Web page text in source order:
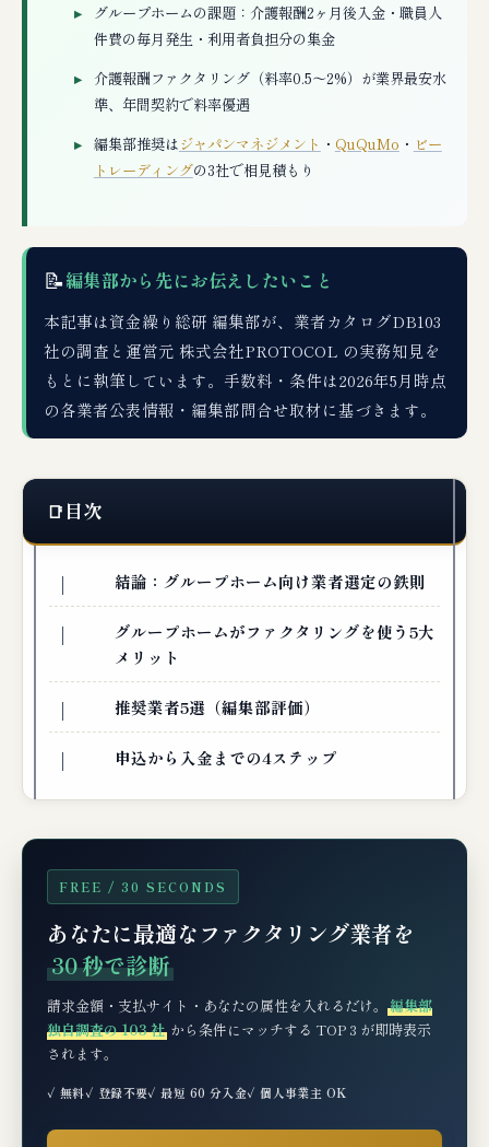
グループホームの課題：介護報酬2ヶ月後入金・職員人
件費の毎月発生・利用者負担分の集金
介護報酬ファクタリング（料率0.5〜2%）が業界最安水
準、年間契約で料率優遇
編集部推奨はジャパンマネジメント ・ QuQuMo ・ ビー
トレーディングの3社で相見積もり
📝編集部から先にお伝えしたいこと
本記事は資金繰り総研 編集部が、業者カタログDB103
社の調査と運営元 株式会社PROTOCOL の実務知見を
もとに執筆しています。手数料・条件は2026年5月時点
の各業者公表情報・編集部問合せ取材に基づきます。
目次
結論：グループホーム向け業者選定の鉄則
グループホームがファクタリングを使う5大
メリット
推奨業者5選（編集部評価）
申込から入金までの4ステップ
FREE / 30 SECONDS
あなたに最適なファクタリング業者を
30 秒で診断
請求金額・支払サイト・あなたの属性を入れるだけ。 編集部
独自調査の 103 社 から条件にマッチする TOP 3 が即時表示
されます。
✓ 無料✓ 登録不要✓ 最短 60 分入金✓ 個人事業主 OK